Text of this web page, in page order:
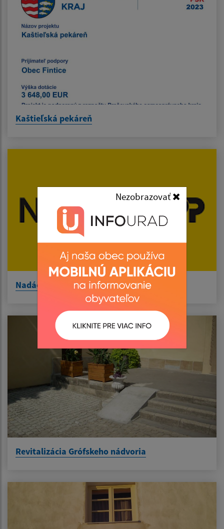
Nezobrazovať
Kaštieľská pekáreň
Nadácia SPP 2 970,00 EUR
Revitalizácia Grófskeho nádvoria